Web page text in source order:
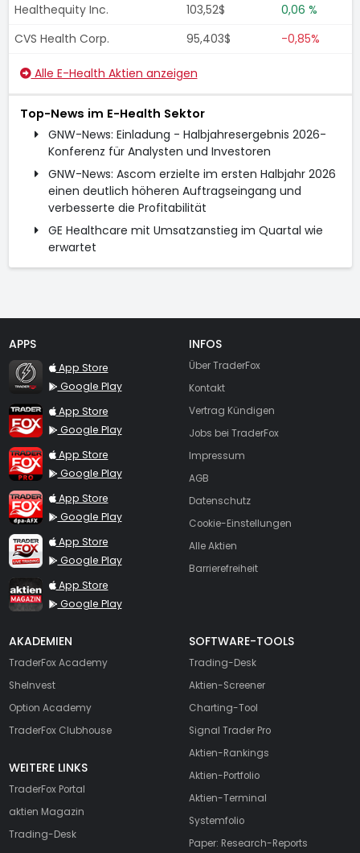
Healthequity Inc.
103,52$
0,06 %
CVS Health Corp.
95,403$ -0,85%
Alle E-Health Aktien anzeigen
Top-News im E-Health Sektor
GNW-News: Einladung - Halbjahresergebnis 2026-
Konferenz für Analysten und Investoren
GNW-News: Ascom erzielte im ersten Halbjahr 2026
einen deutlich höheren Auftragseingang und
verbesserte die Profitabilität
GE Healthcare mit Umsatzanstieg im Quartal wie
erwartet
APPS
TraderFox Flash
App Store
Google Play
TraderFox App
App Store
Google Play
TraderFox Pro
App Store
Google Play
TraderFox dpa-AFX ProFeed
App Store
Google Play
TraderFox Live Trading
App Store
Google Play
TraderFox aktien Magazin
App Store
Google Play
INFOS
Über TraderFox
Kontakt
Vertrag Kündigen
Jobs bei TraderFox
Impressum
AGB
Datenschutz
Cookie-Einstellungen
Alle Aktien
Barrierefreiheit
AKADEMIEN
TraderFox Academy
SheInvest
Option Academy
TraderFox Clubhouse
WEITERE LINKS
TraderFox Portal
aktien Magazin
Trading-Desk
SOFTWARE-TOOLS
Trading-Desk
Aktien-Screener
Charting-Tool
Signal Trader Pro
Aktien-Rankings
Aktien-Portfolio
Aktien-Terminal
Systemfolio
Paper: Research-Reports